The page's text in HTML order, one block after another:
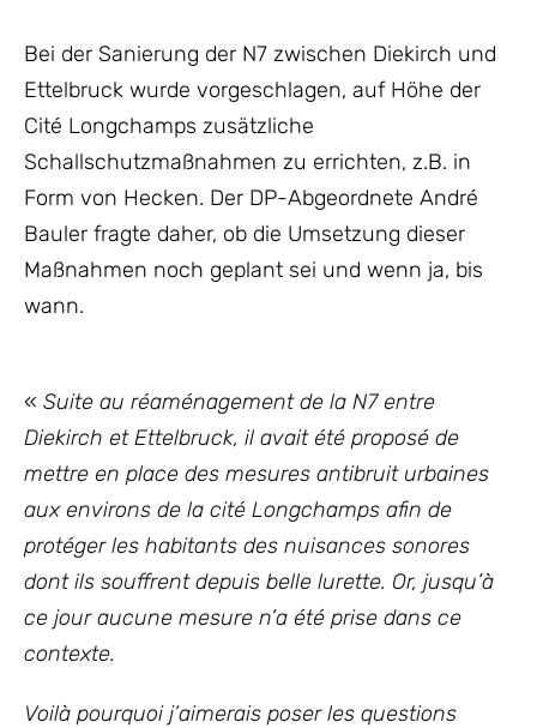
Bei der Sanierung der N7 zwischen Diekirch und
Ettelbruck wurde vorgeschlagen, auf Höhe der
Cité Longchamps zusätzliche
Schallschutzmaßnahmen zu errichten, z.B. in
Form von Hecken. Der DP-Abgeordnete André
Bauler fragte daher, ob die Umsetzung dieser
Maßnahmen noch geplant sei und wenn ja, bis
wann.
« Suite au réaménagement de la N7 entre
Diekirch et Ettelbruck, il avait été proposé de
mettre en place des mesures antibruit urbaines
aux environs de la cité Longchamps afin de
protéger les habitants des nuisances sonores
dont ils souffrent depuis belle lurette. Or, jusqu’à
ce jour aucune mesure n’a été prise dans ce
contexte.
Voilà pourquoi j’aimerais poser les questions